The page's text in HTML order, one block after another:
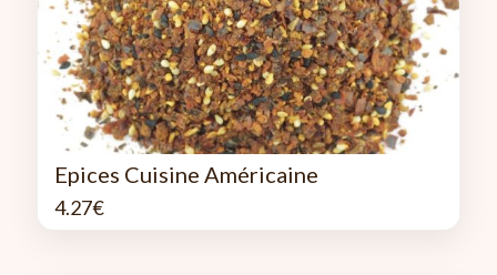
Epices Cuisine Américaine
4.27€